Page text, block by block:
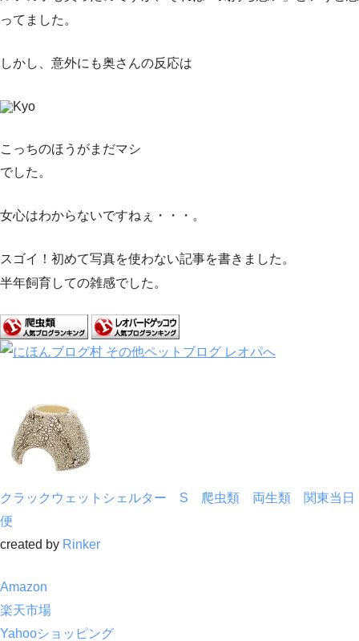
ってました。
しかし、意外にも奥さんの反応は
Kyo
こっちのほうがまだマシ
でした。
女心はわからないですねぇ・・・。
スゴイ！初めて写真を使わない記事を書きました。
半年飼育しての雑感でした。
クラックウェットシェルター S 爬虫類 両生類 関東当日
便
created by Rinker
Amazon
楽天市場
Yahooショッピング